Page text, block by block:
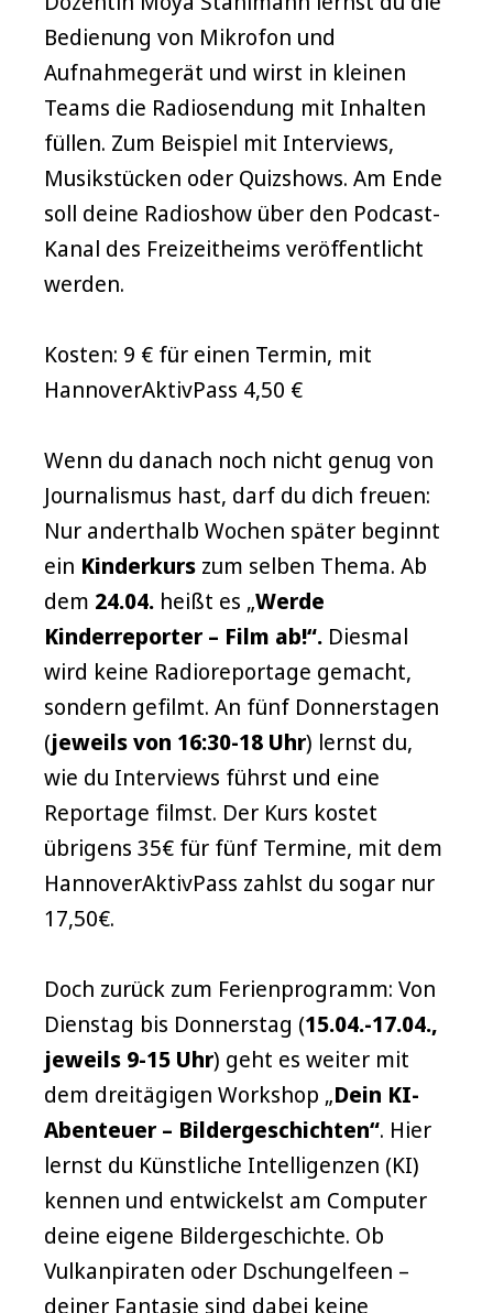
Bedienung von Mikrofon und
Aufnahmegerät und wirst in kleinen
Teams die Radiosendung mit Inhalten
füllen. Zum Beispiel mit Interviews,
Musikstücken oder Quizshows. Am Ende
soll deine Radioshow über den Podcast-
Kanal des Freizeitheims veröffentlicht
werden.
Kosten: 9 € für einen Termin, mit
HannoverAktivPass 4,50 €
Wenn du danach noch nicht genug von
Journalismus hast, darf du dich freuen:
Nur anderthalb Wochen später beginnt
ein Kinderkurs zum selben Thema. Ab
dem 24.04. heißt es „Werde
Kinderreporter – Film ab!“. Diesmal
wird keine Radioreportage gemacht,
sondern gefilmt. An fünf Donnerstagen
(jeweils von 16:30-18 Uhr) lernst du,
wie du Interviews führst und eine
Reportage filmst. Der Kurs kostet
übrigens 35€ für fünf Termine, mit dem
HannoverAktivPass zahlst du sogar nur
17,50€.
Doch zurück zum Ferienprogramm: Von
Dienstag bis Donnerstag (15.04.-17.04.,
jeweils 9-15 Uhr) geht es weiter mit
dem dreitägigen Workshop „Dein KI-
Abenteuer – Bildergeschichten“. Hier
lernst du Künstliche Intelligenzen (KI)
kennen und entwickelst am Computer
deine eigene Bildergeschichte. Ob
Vulkanpiraten oder Dschungelfeen –
deiner Fantasie sind dabei keine